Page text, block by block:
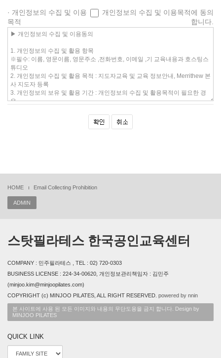
· 개인정보의 수집 및 이용
목적
개인정보의 수집 및 이용목적에 동의
합니다.
HOME Email Collecting Prohibition
ADMIN
스탓필라테스 한국공인교육센터
COMPANY : 민주필라테스 , TEL : 02) 720-0303
BUSINESS LICENSE : 224-34-00620, 개인정보관리책임자 : 김민주
(minjoo.kim@minjoopilates.com)
COPYRIGHT (c) MINJOO PILATES, ALL RIGHT RESERVED. powered by nnin
본 사이트에 사용 된 모든 이미지와 내용의 무단도용을 금지 합니다. Design by
MINJOO PILATES
QUICK LINK